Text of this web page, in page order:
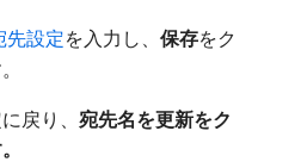
先設定を入力し、 保存​をク
戻り、 宛先名を更新をク